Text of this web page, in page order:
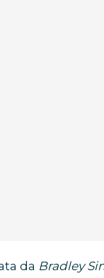
da Bradley